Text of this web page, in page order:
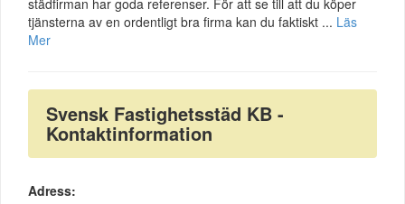
tjänsterna av en ordentligt bra firma kan du faktiskt ... Läs
Mer
Svensk Fastighetsstäd KB -
Kontaktinformation
Adress: